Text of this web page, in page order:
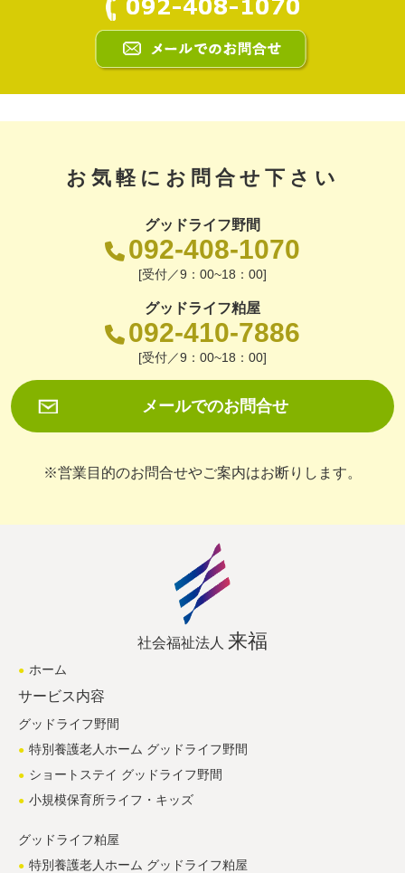
お気軽にお問合せ下さい
グッドライフ野間
092-408-1070
[受付／9：00~18：00]
グッドライフ粕屋
092-410-7886
[受付／9：00~18：00]
メールでのお問合せ
※営業目的のお問合せやご案内はお断りします。
社会福祉法人 来福
ホーム
サービス内容
グッドライフ野間
特別養護老人ホーム グッドライフ野間
ショートステイ グッドライフ野間
小規模保育所ライフ・キッズ
グッドライフ粕屋
特別養護老人ホーム グッドライフ粕屋